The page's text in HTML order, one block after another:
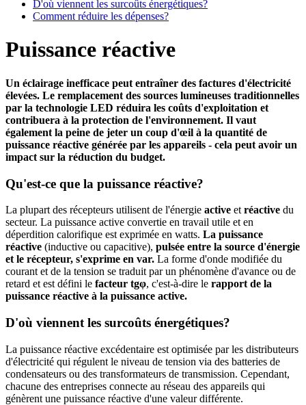
D'où viennent les surcoûts énergétiques?
Comment réduire les dépenses?
Puissance réactive
Un éclairage inefficace peut entraîner des factures d'électricité
élevées. Le remplacement des sources lumineuses traditionnelles
par la technologie LED réduira les coûts d'exploitation et
contribuera à la protection de l'environnement. Il vaut
également la peine de jeter un coup d'œil à la quantité de
puissance réactive générée par les appareils - cela peut avoir un
impact sur la réduction du budget.
Qu'est-ce que la puissance réactive?
La plupart des récepteurs utilisent de l'énergie active et réactive du
secteur. La puissance active convertie en travail utile et en
déperdition calorifique est exprimée en watts. La puissance
réactive (inductive ou capacitive), pulsée entre la source d'énergie
et le récepteur, s'exprime en var. La forme d'onde modifiée du
courant et de la tension se traduit par un phénomène d'avance ou de
retard et est défini le facteur tgφ, c'est-à-dire le rapport de la
puissance réactive à la puissance active.
D'où viennent les surcoûts énergétiques?
La puissance réactive excédentaire est optimisée par les distributeurs
d'électricité qui régulent le niveau de tension via des batteries de
condensateurs ou des transformateurs de transmission. Cependant,
chacune des entreprises connecte au réseau des appareils qui
génèrent une puissance réactive d'une valeur différente.